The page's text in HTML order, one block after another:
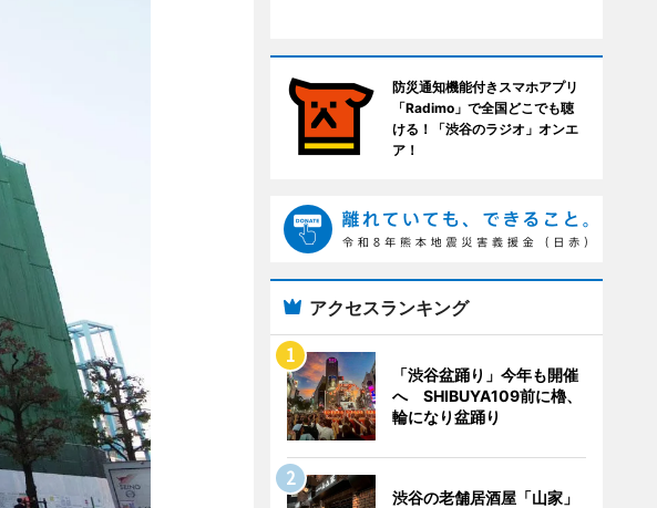
防災通知機能付きスマホアプリ
「Radimo」で全国どこでも聴
ける！「渋谷のラジオ」オンエ
ア！
アクセスランキング
「渋谷盆踊り」今年も開催
へ SHIBUYA109前に櫓、
輪になり盆踊り
渋谷の老舗居酒屋「山家」